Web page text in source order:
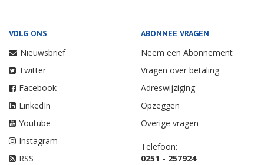
VOLG ONS
Nieuwsbrief
Twitter
Facebook
LinkedIn
Youtube
Instagram
RSS
ABONNEE VRAGEN
Neem een Abonnement
Vragen over betaling
Adreswijziging
Opzeggen
Overige vragen
Telefoon:
0251 - 257924